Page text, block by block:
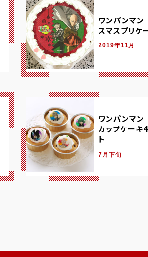
ワンパンマ
スマスプリケ
2019年11月
ワンパンマ
カップケーキ
ト
7月下旬